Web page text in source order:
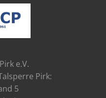
e.V.
Pirk:
5